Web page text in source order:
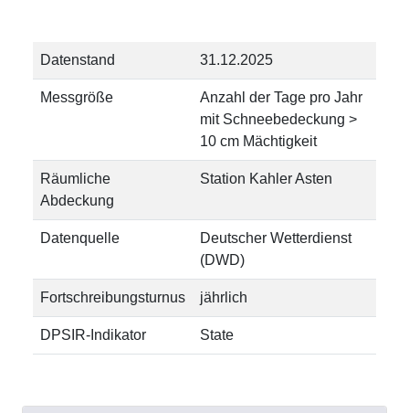
Datenstand 31.12.2025
Messgröße
Anzahl der Tage pro Jahr
mit Schneebedeckung >
10 cm Mächtigkeit
Räumliche
Abdeckung
Station Kahler Asten
Datenquelle
Deutscher Wetterdienst
(DWD)
Fortschreibungsturnus jährlich
DPSIR-Indikator State